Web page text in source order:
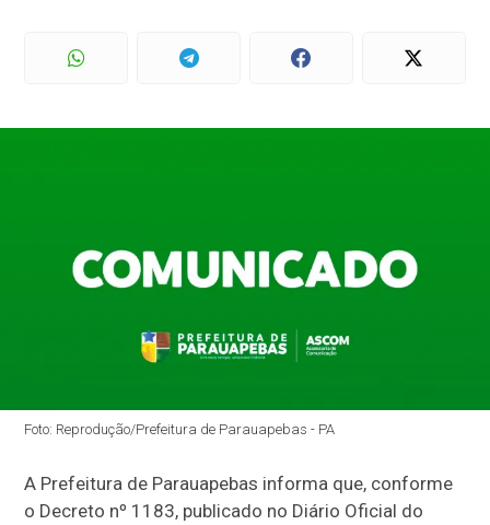
Foto: Reprodução/Prefeitura de Parauapebas - PA
A Prefeitura de Parauapebas informa que, conforme
o Decreto nº 1183, publicado no Diário Oficial do